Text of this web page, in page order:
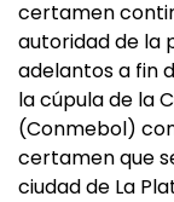
certamen
autoridad de la
adelantos a fin
la cúpula de la
(Conmebol)
certamen que
ciudad de La